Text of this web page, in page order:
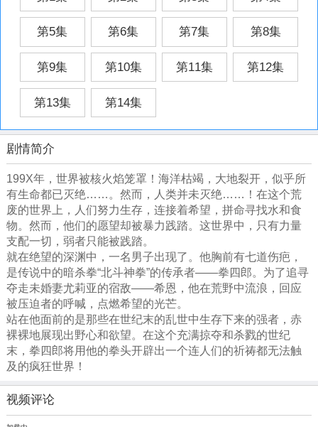
第5集 第6集 第7集 第8集
第9集 第10集 第11集 第12集
第13集 第14集
剧情简介
199X年，世界被核火焰笼罩！海洋枯竭，大地裂开，似乎所
有生命都已灭绝……。然而，人类并未灭绝……！在这个荒
废的世界上，人们努力生存，连接着希望，拼命寻找水和食
物。然而，他们的愿望却被暴力践踏。这世界中，只有力量
支配一切，弱者只能被践踏。
就在绝望的深渊中，一名男子出现了。他胸前有七道伤疤，
是传说中的暗杀拳“北斗神拳”的传承者——拳四郎。为了追寻
夺走未婚妻尤莉亚的宿敌——希恩，他在荒野中流浪，回应
被压迫者的呼喊，点燃希望的光芒。
站在他面前的是那些在世纪末的乱世中生存下来的强者，赤
裸裸地展现出野心和欲望。在这个充满掠夺和杀戮的世纪
末，拳四郎将用他的拳头开辟出一个连人们的祈祷都无法触
及的疯狂世界！
视频评论